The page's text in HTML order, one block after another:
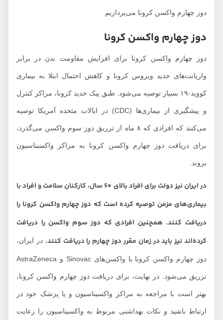
دوز چهارم واکسن کرونا می‌پردازیم.
دوز چهارم واکسن کرونا
دوز چهارم واکسن کرونا برای افزایش مقاومت بدن در برابر
واریانت‌های جدید ویروس کرونا و کاهش احتمال ابتلا به بیماری
کووید-۱۹ بسیار توصیه می‌شود. طبق پیک جدید کرونا، مراکز کنترل
و پیشگیری از بیماری‌ها (CDC) در ایالات متحده آمریکا توصیه
می‌کنند که افرادی که ۸ ماه از تزریق دوز سوم واکسن می‌گذرد،
برای دریافت دوز چهارم واکسن کرونا به مراکز واکسیناسیون
بروند.
در ایران نیز دولت برای افراد بالای ۶۰ سال، کارکنان سلامت و افراد با
بیماری‌های مزمن توصیه کرده است که دوز چهارم واکسن کرونا را
دریافت کنند. همچنین افرادی که دوز سوم واکسن را دریافت
کرده‌اند نیز باید در زمان مقرر دوز چهارم را دریافت کنند.در ایران،
دوز چهارم واکسن کرونا با واکسن‌های Sinovac و AstraZeneca
تزریق می‌شود. در نهایت، برای دریافت دوز چهارم واکسن کرونا،
بهتر است با مراجعه به مراکز واکسیناسیون و یا پزشک خود در
ارتباط باشید و نکات بهداشتی مربوط به واکسیناسیون را رعایت